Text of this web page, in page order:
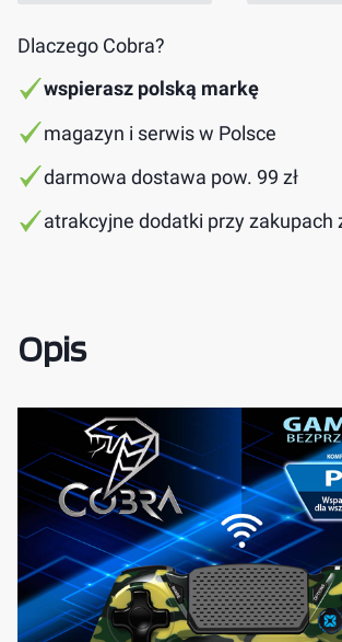
Dlaczego Cobra?
wspierasz polską markę
magazyn i serwis w Polsce
darmowa dostawa pow. 99 zł
atrakcyjne dodatki przy zakupach
Opis